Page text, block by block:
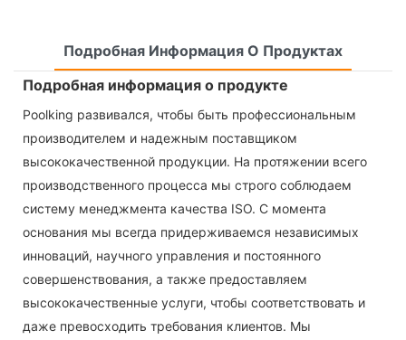
Подробная Информация О Продуктах
Подробная информация о продукте
Poolking развивался, чтобы быть профессиональным
производителем и надежным поставщиком
высококачественной продукции. На протяжении всего
производственного процесса мы строго соблюдаем
систему менеджмента качества ISO. С момента
основания мы всегда придерживаемся независимых
инноваций, научного управления и постоянного
совершенствования, а также предоставляем
высококачественные услуги, чтобы соответствовать и
даже превосходить требования клиентов. Мы